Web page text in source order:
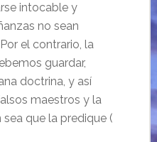
intocable y
no sean
el contrario, la
guardar,
doctrina, y así
maestros y la
que la predique (